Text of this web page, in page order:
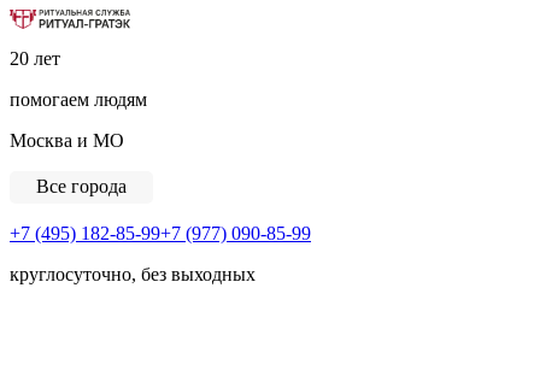
Ритуальная Служба «Ритуал-ГРАТЭК»
20 лет
помогаем людям
Москва и МО
Все города
+7 (495) 182-85-99+7 (977) 090-85-99
круглосуточно, без выходных